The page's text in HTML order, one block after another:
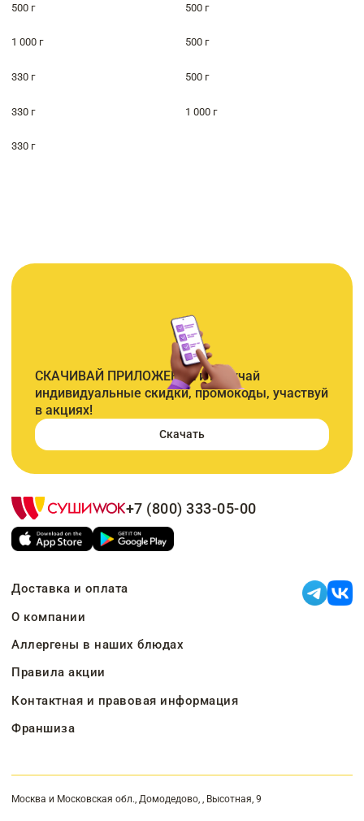
500 г 500 г
1 000 г 500 г
330 г 500 г
330 г 1 000 г
330 г
СКАЧИВАЙ ПРИЛОЖЕНИЕ и получай
индивидуальные скидки, промокоды, участвуй
в акциях!
Скачать
+7 (800) 333-05-00
Доставка и оплата
О компании
Аллергены в наших блюдах
Правила акции
Контактная и правовая информация
Франшиза
Москва и Московская обл., Домодедово, , Высотная, 9